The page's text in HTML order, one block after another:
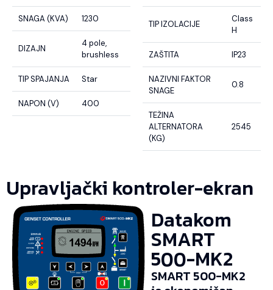
SNAGA (KVA) 1230
DIZAJN
4 pole,
brushless
TIP SPAJANJA Star
NAPON (V) 400
TIP IZOLACIJE
Class
H
ZAŠTITA IP23
NAZIVNI FAKTOR
SNAGE
0.8
TEŽINA
ALTERNATORA
(KG)
2545
Upravljački kontroler-ekran
Datakom
SMART
500-MK2
SMART 500-MK2